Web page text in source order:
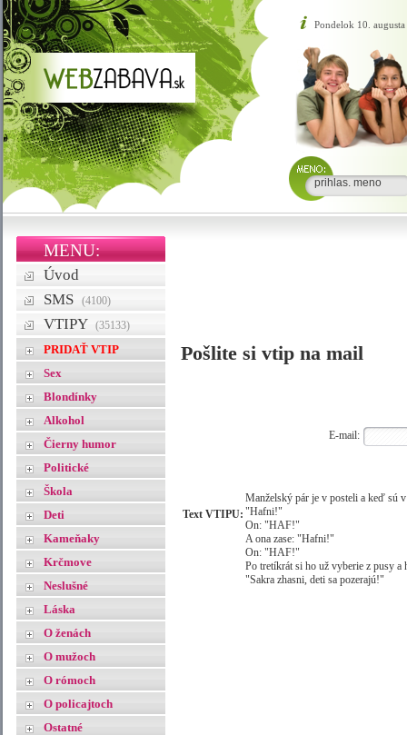
Pondelok 10.
MENU:
Úvod
SMS
(4100)
VTIPY (35133)
PRIDAŤ VTIP
Sex
Blondínky
Alkohol
Čierny humor
Politické
Škola
Deti
Kameňaky
Krčmove
Neslušné
Láska
O ženách
O mužoch
O rómoch
O policajtoch
Ostatné
Pošlite si vtip na mail
E-mail:
Text VTIPU:
Manželský pár je v posteli a keď sú
"Hafni!"
On: "HAF!"
A ona zase: "Hafni!"
On: "HAF!"
Po tretíkrát si ho už vyberie z pusy a
"Sakra zhasni, deti sa pozerajú!"